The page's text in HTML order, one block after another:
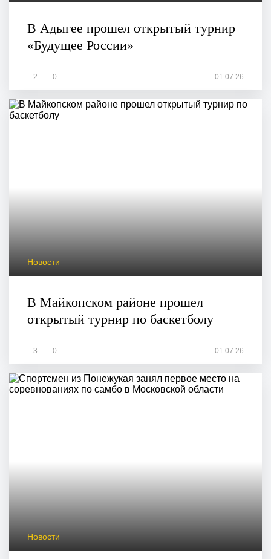
В Адыгее прошел открытый турнир
«Будущее России»
2 0 01.07.26
Новости
В Майкопском районе прошел
открытый турнир по баскетболу
3 0 01.07.26
Новости